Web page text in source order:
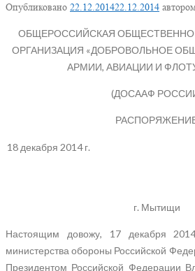
Опубликовано 22.12.201422.12.2014
ОБЩЕРОССИЙСКАЯ
ОРГАНИЗАЦИЯ «ДОБРОВОЛЬНОЕ
АРМИИ, АВИАЦИИ И
(ДОСААФ
18 декабря
№
г. Мытищи
Настоящим довожу, 17 декабря
министерства обороны Российской
Президентом Российской Федерации